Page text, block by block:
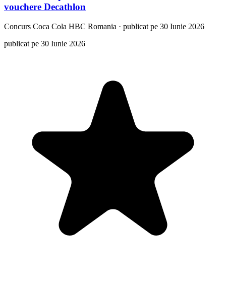
vouchere Decathlon
Concurs Coca Cola HBC Romania · publicat pe 30 Iunie 2026
publicat pe 30 Iunie 2026